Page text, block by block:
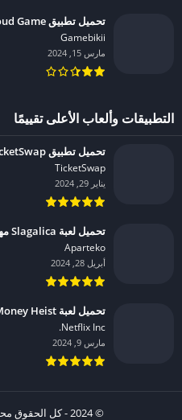
تحميل تطبيق Bikii Cloud Game مهكر للاندرويد 2024
Gamebikii‏
مارس 15, 2024
التطبيقات وألعاب الأعلى تقييمًا
تحميل تطبيق TicketSwap مهكر للاندرويد 2024
TicketSwap‏
يناير 29, 2024
تحميل لعبة Slagalica مهكرة للاندرويد 2024
Aparteko‏
أبريل 28, 2024
تحميل لعبة Money Heist مهكرة للاندرويد 2024
Netflix Inc.‏
مارس 9, 2024
© 2024 - كل الحقوق محفوظة -